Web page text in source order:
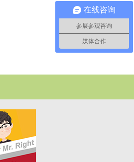
在线咨询
参展参观咨询
媒体合作